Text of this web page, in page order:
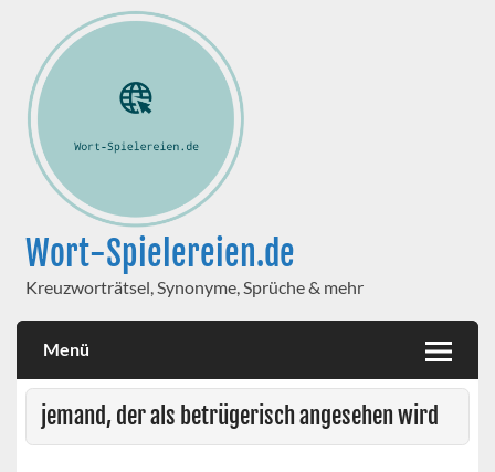
Wort-Spielereien.de
Kreuzworträtsel, Synonyme, Sprüche & mehr
Menü
jemand, der als betrügerisch angesehen wird